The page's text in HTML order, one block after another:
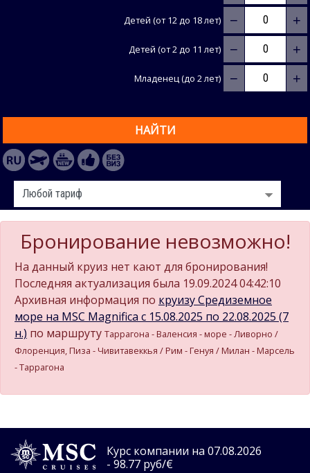
Детей (от 12 до 18 лет) − +
Детей (от 2 до 11 лет) − +
Младенец (до 2 лет) − +
НАЙТИ
Бронирование невозможно!
На данный круиз нет кают для бронирования!
Последняя актуализация была 19.09.2024 04:42:10
Архивная информация по круизу Средиземное
море на MSC Magnifica c 15.08.2025 по 22.08.2025 (7
н.) по маршруту Таррагона - Валенсия - море - Ливорно /
Флоренция, Пиза - Чивитавеккья / Рим - Генуя / Милан - Марсель
- Таррагона
Курс компании на 07.08.2026
- 98.77 руб/€